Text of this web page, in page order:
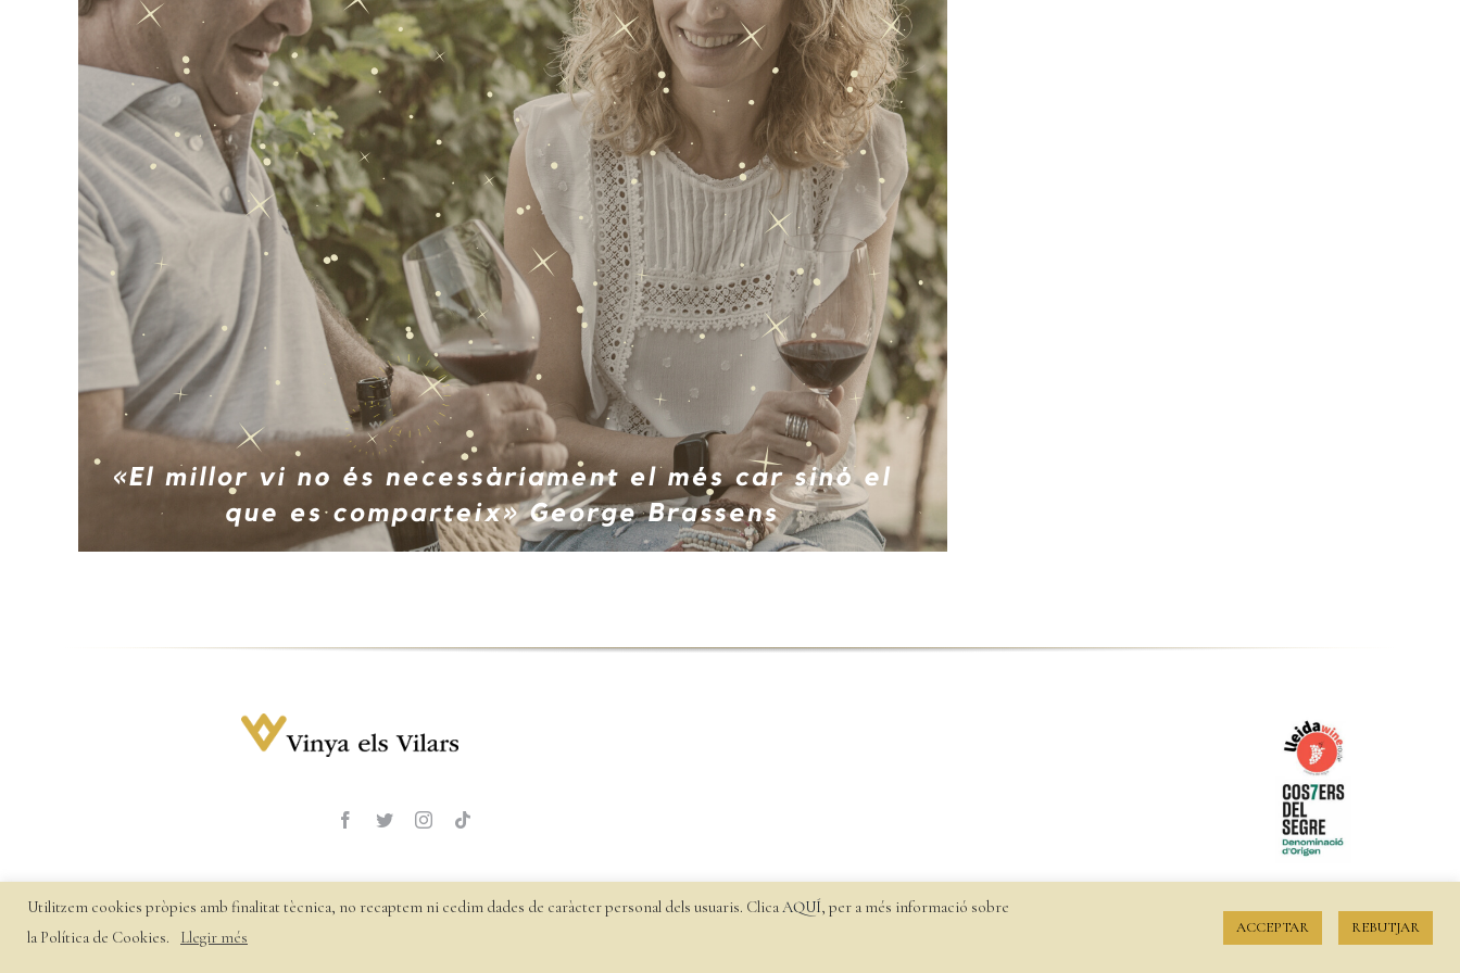
©2026 Vinya els Vilars |Política de privacitat|Política de cookies|Enviaments i devolucions
Utilitzem cookies pròpies amb finalitat tècnica, no recaptem ni cedim dades de caràcter personal dels usuaris. ClicaAQUÍ, per a més informació sobre
la Política de Cookies.
Llegir més
ACCEPTAR REBUTJAR